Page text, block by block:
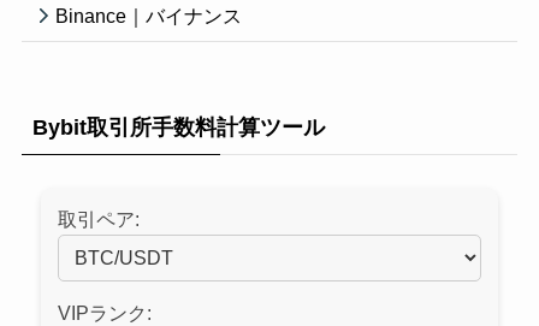
Binance｜バイナンス
Bybit取引所手数料計算ツール
取引ペア:
VIPランク: